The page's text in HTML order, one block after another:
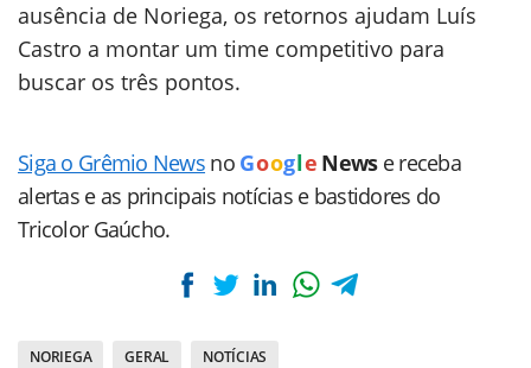
ausência de Noriega, os retornos ajudam Luís
Castro a montar um time competitivo para
buscar os três pontos.
Siga o Grêmio News no Goog le News e receba
alertas e as principais notícias e bastidores do
Tricolor Gaúcho.
NORIEGA GERAL NOTÍCIAS